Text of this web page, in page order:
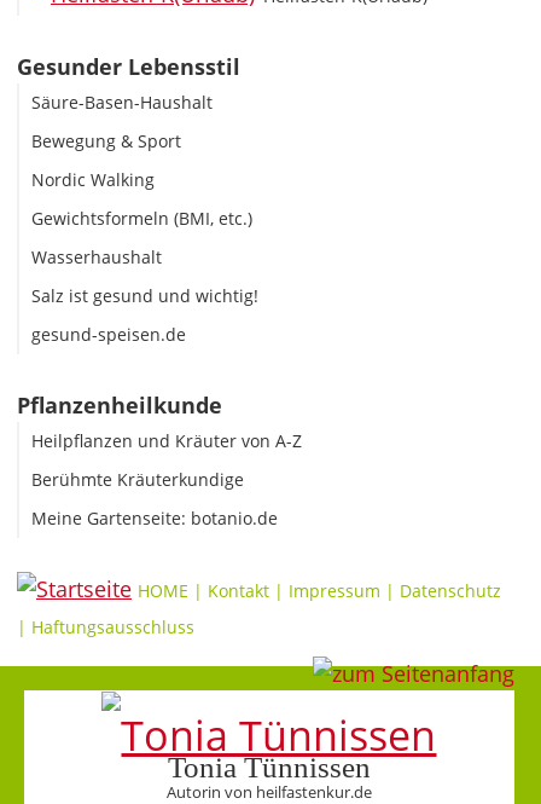
Gesunder Lebensstil
Säure-Basen-Haushalt
Bewegung & Sport
Nordic Walking
Gewichtsformeln (BMI, etc.)
Wasserhaushalt
Salz ist gesund und wichtig!
gesund-speisen.de
Pflanzenheilkunde
Heilpflanzen und Kräuter von A-Z
Berühmte Kräuterkundige
Meine Gartenseite: botanio.de
HOME | Kontakt | Impressum | Datenschutz
| Haftungsausschluss
Tonia Tünnissen
Autorin von heilfastenkur.de